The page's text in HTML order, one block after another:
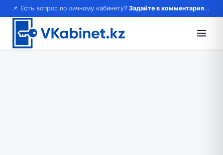
📌 Есть вопрос по личному кабинету? Задайте в комментариях — ответим!